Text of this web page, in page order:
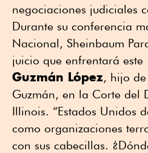
negociaciones judiciales
Durante su conferencia
Nacional, Sheinbaum
juicio que enfrentará
Guzmán López, hijo de
Guzmán, en la Corte del
Illinois. “Estados Unidos
como organizaciones
con sus cabecillas.